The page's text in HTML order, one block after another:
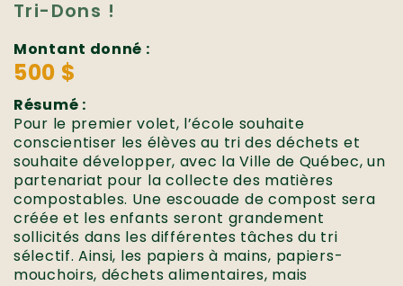
Tri-Dons !
Montant donné :
500 $
Résumé :
Pour le premier volet, l’école souhaite
conscientiser les élèves au tri des déchets et
souhaite développer, avec la Ville de Québec, un
partenariat pour la collecte des matières
compostables. Une escouade de compost sera
créée et les enfants seront grandement
sollicités dans les différentes tâches du tri
sélectif. Ainsi, les papiers à mains, papiers-
mouchoirs, déchets alimentaires, mais